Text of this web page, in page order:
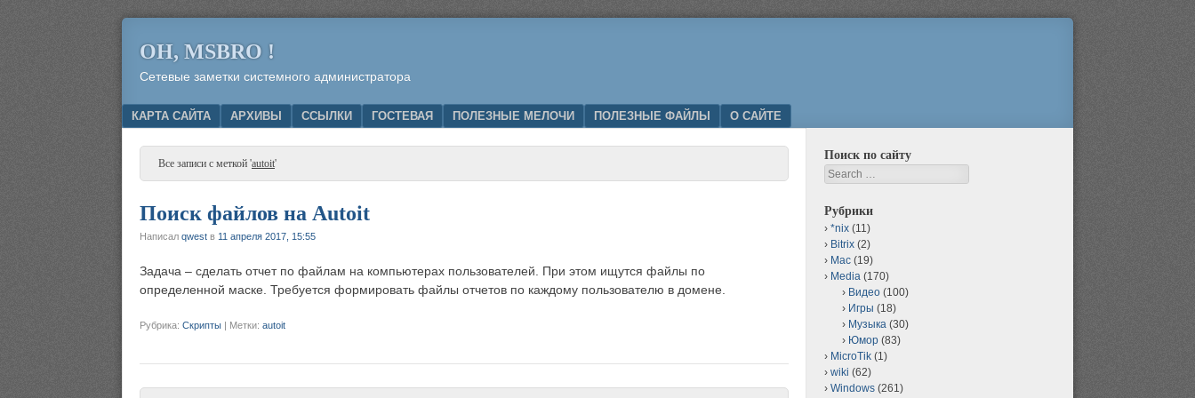
OH, MSBRO !
Сетевые заметки системного администратора
Menu
SKIP TO CONTENT
КАРТА САЙТА АРХИВЫ ССЫЛКИ ГОСТЕВАЯ ПОЛЕЗНЫЕ МЕЛОЧИ ПОЛЕЗНЫЕ ФАЙЛЫ О САЙТЕ
Все записи с меткой 'autoit'
Поиск файлов на Autoit
Написал qwest в 11 апреля 2017, 15:55
Задача – сделать отчет по файлам на компьютерах пользователей. При этом ищутся файлы по
определенной маске. Требуется формировать файлы отчетов по каждому пользователю в домене.
Рубрика: Скрипты | Метки: autoit
Поиск по сайту
Search
Рубрики
*nix (11)
Bitrix (2)
Mac (19)
Media (170)
Видео (100)
Игры (18)
Музыка (30)
Юмор (83)
MicroTik (1)
wiki (62)
Windows (261)